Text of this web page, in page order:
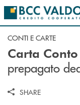
Salta al contenuto
CONTI E CARTE
Carta
prepagato
SHARE